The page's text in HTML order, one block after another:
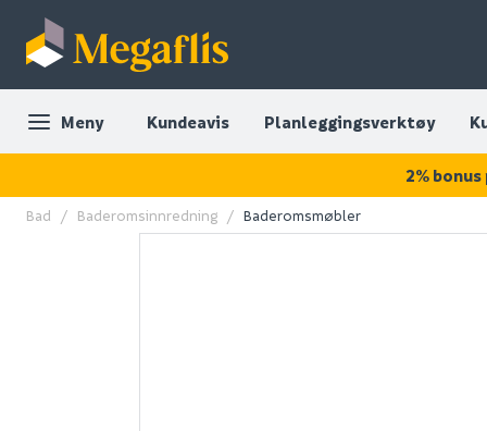
Meny Kundeavis Planleggingsverktøy
Bad Baderomsinnredning Baderomsmøbler
2%